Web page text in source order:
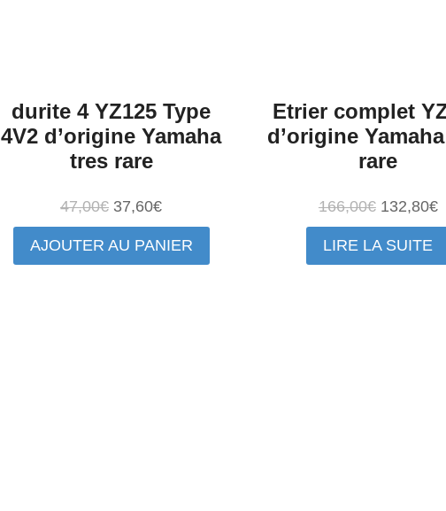
durite 4 YZ125 Type
4V2 d’origine Yamaha
tres rare
47,00€ Le
prix
initial
37,60€Le
prix
actuel
AJOUTER AU PANIER
Etrier complet
d’origine
rare
166,00€ Le
prix
initial
132,80€
LIRE LA SUITE